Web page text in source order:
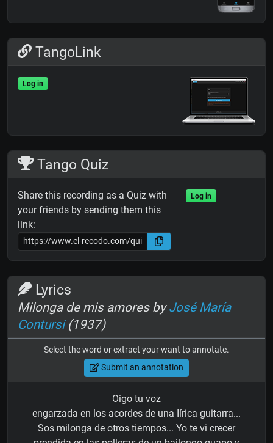
TangoLink
Log in
Tango Quiz
Share this recording as a Quiz with
your friends by sending them this
link:
Log in
Lyrics
Milonga de mis amores byJosé María
Contursi(1937)
Select the word or extract your want to annotate.
Submit an annotation
Oigo tu voz
engarzada en los acordes de una Iírica guitarra...
Sos milonga de otros tiempos... Yo te vi crecer